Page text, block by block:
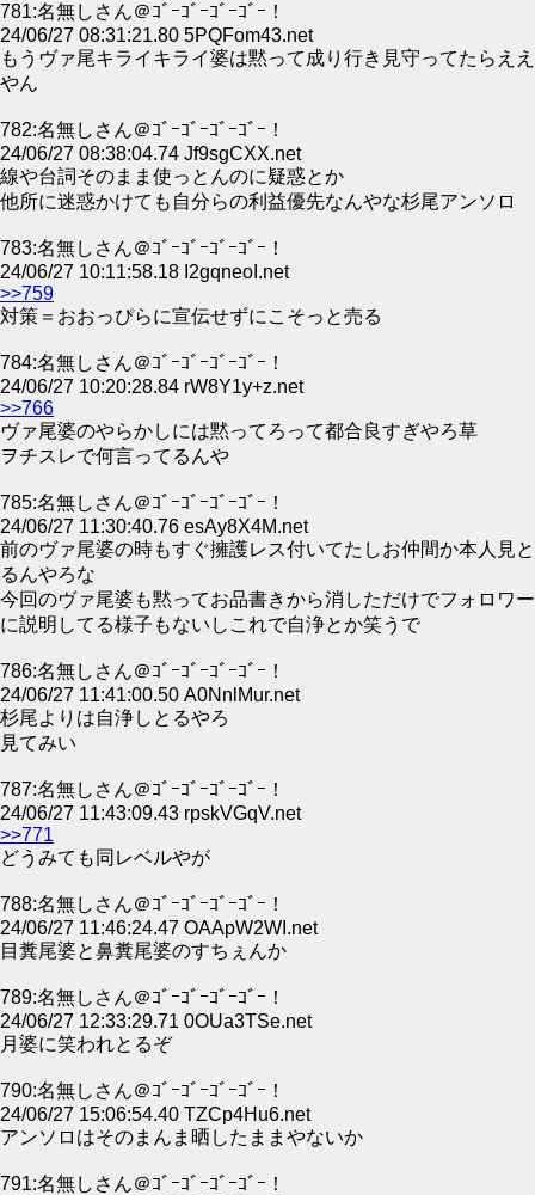
781:名無しさん＠ｺﾞｰｺﾞｰｺﾞｰｺﾞｰ！
24/06/27 08:31:21.80 5PQFom43.net
もうヴァ尾キライキライ婆は黙って成り行き見守ってたらええ
やん
782:名無しさん＠ｺﾞｰｺﾞｰｺﾞｰｺﾞｰ！
24/06/27 08:38:04.74 Jf9sgCXX.net
線や台詞そのまま使っとんのに疑惑とか
他所に迷惑かけても自分らの利益優先なんやな杉尾アンソロ
783:名無しさん＠ｺﾞｰｺﾞｰｺﾞｰｺﾞｰ！
24/06/27 10:11:58.18 I2gqneoI.net
>>759
対策＝おおっぴらに宣伝せずにこそっと売る
784:名無しさん＠ｺﾞｰｺﾞｰｺﾞｰｺﾞｰ！
24/06/27 10:20:28.84 rW8Y1y+z.net
>>766
ヴァ尾婆のやらかしには黙ってろって都合良すぎやろ草
ヲチスレで何言ってるんや
785:名無しさん＠ｺﾞｰｺﾞｰｺﾞｰｺﾞｰ！
24/06/27 11:30:40.76 esAy8X4M.net
前のヴァ尾婆の時もすぐ擁護レス付いてたしお仲間か本人見と
るんやろな
今回のヴァ尾婆も黙ってお品書きから消しただけでフォロワー
に説明してる様子もないしこれで自浄とか笑うで
786:名無しさん＠ｺﾞｰｺﾞｰｺﾞｰｺﾞｰ！
24/06/27 11:41:00.50 A0NnlMur.net
杉尾よりは自浄しとるやろ
見てみい
787:名無しさん＠ｺﾞｰｺﾞｰｺﾞｰｺﾞｰ！
24/06/27 11:43:09.43 rpskVGqV.net
>>771
どうみても同レベルやが
788:名無しさん＠ｺﾞｰｺﾞｰｺﾞｰｺﾞｰ！
24/06/27 11:46:24.47 OAApW2WI.net
目糞尾婆と鼻糞尾婆のすちぇんか
789:名無しさん＠ｺﾞｰｺﾞｰｺﾞｰｺﾞｰ！
24/06/27 12:33:29.71 0OUa3TSe.net
月婆に笑われとるぞ
790:名無しさん＠ｺﾞｰｺﾞｰｺﾞｰｺﾞｰ！
24/06/27 15:06:54.40 TZCp4Hu6.net
アンソロはそのまんま晒したままやないか
791:名無しさん＠ｺﾞｰｺﾞｰｺﾞｰｺﾞｰ！